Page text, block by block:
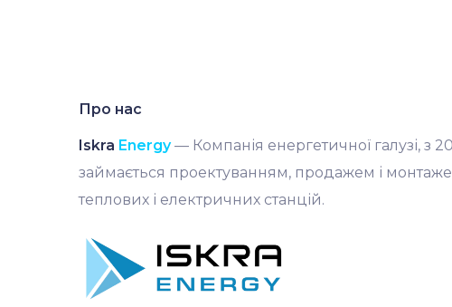
Про нас
Iskra Energy— Компанія енергетичної галузі, з
займається проектуванням, продажем і
теплових і електричних станцій.